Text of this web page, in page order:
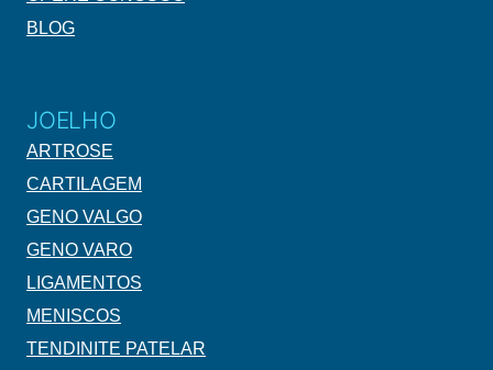
BLOG
JOELHO
ARTROSE
CARTILAGEM
GENO VALGO
GENO VARO
LIGAMENTOS
MENISCOS
TENDINITE PATELAR